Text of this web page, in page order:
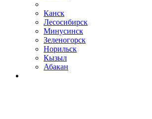
Канск
Лесосибирск
Минусинск
Зеленогорск
Норильск
Кызыл
Абакан